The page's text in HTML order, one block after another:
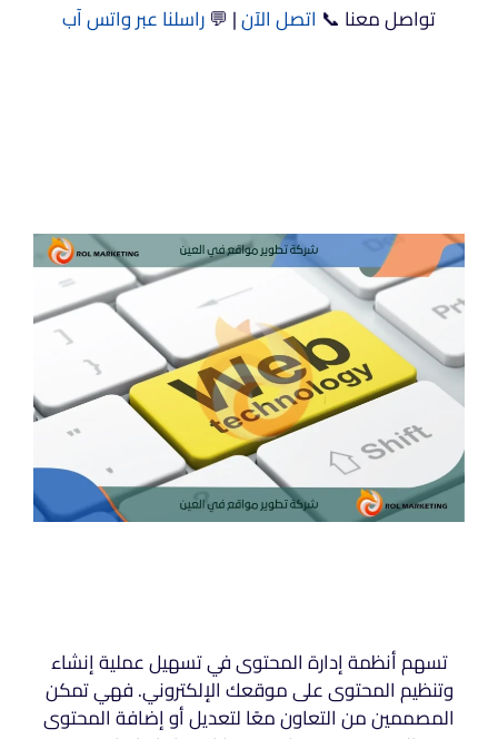
تواصل معنا 📞 اتصل الآن| 💬راسلنا عبر واتس آب
تسهم أنظمة إدارة المحتوى في تسهيل عملية إنشاء
وتنظيم المحتوى على موقعك الإلكتروني. فهي تمكن
المصممين من التعاون معًا لتعديل أو إضافة المحتوى